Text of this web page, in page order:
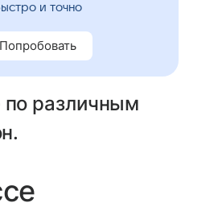
различным
и точно
Попробовать